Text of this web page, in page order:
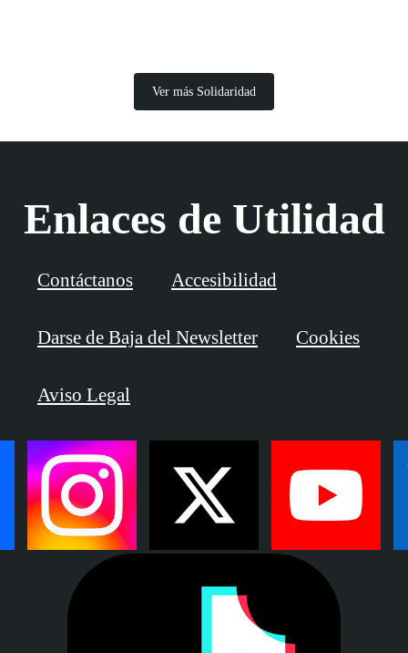
Ver más Solidaridad
Enlaces de Utilidad
Contáctanos Accesibilidad
Darse de Baja del Newsletter Cookies
Aviso Legal